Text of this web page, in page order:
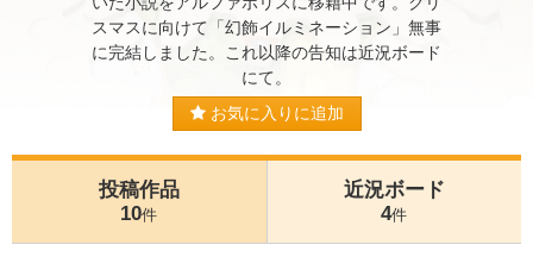
スマスに向けて「幻飾イルミネーション」無事
に完結しました。これ以降の告知は近況ボード
にて。
お気に入りに追加
投稿作品
10件
近況ボード
4件